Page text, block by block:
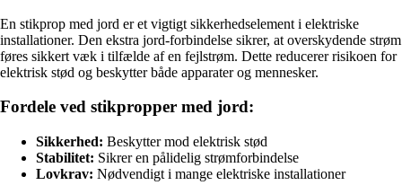
En stikprop med jord er et vigtigt sikkerhedselement i elektriske
installationer. Den ekstra jord-forbindelse sikrer, at overskydende strøm
føres sikkert væk i tilfælde af en fejlstrøm. Dette reducerer risikoen for
elektrisk stød og beskytter både apparater og mennesker.
Fordele ved stikpropper med jord:
Sikkerhed: Beskytter mod elektrisk stød
Stabilitet: Sikrer en pålidelig strømforbindelse
Lovkrav: Nødvendigt i mange elektriske installationer